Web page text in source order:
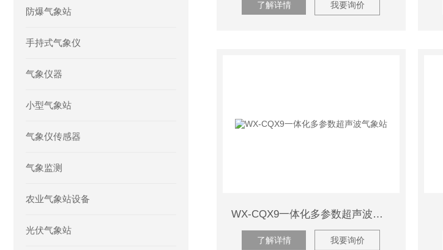
防爆气象站
手持式气象仪
气象仪器
小型气象站
气象仪传感器
气象监测
农业气象站设备
光伏气象站
了解详情 我要询价
WX-CQX9一体化多参数超声波气象站
了解详情 我要询价